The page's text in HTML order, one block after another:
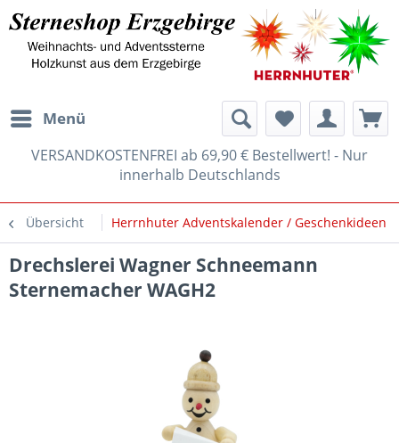
Menü
VERSANDKOSTENFREI ab 69,90 € Bestellwert! - Nur
innerhalb Deutschlands
Übersicht Herrnhuter Adventskalender / Geschenkideen
Drechslerei Wagner Schneemann
Sternemacher WAGH2